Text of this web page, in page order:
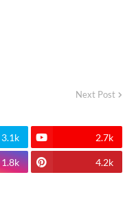
Next Post
3.1k 2.7k
1.8k 4.2k